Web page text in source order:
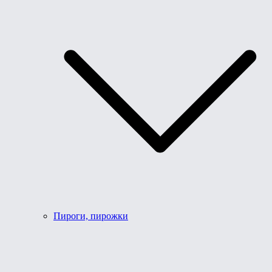
Пироги, пирожки